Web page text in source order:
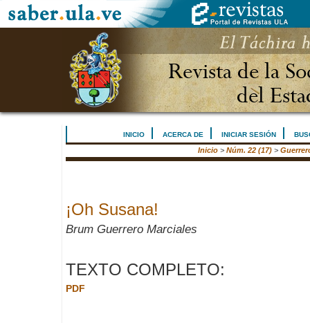
INICIO ACERCA DE INICIAR SESIÓN
Inicio > Núm. 22 (17) >
¡Oh Susana!
Brum Guerrero Marciales
TEXTO COMPLETO:
PDF